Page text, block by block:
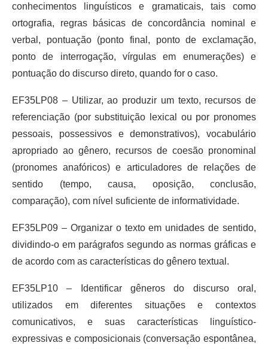
conhecimentos linguísticos e gramaticais, tais como
ortografia, regras básicas de concordância nominal e
verbal, pontuação (ponto final, ponto de exclamação,
ponto de interrogação, vírgulas em enumerações) e
pontuação do discurso direto, quando for o caso.
EF35LP08 – Utilizar, ao produzir um texto, recursos de
referenciação (por substituição lexical ou por pronomes
pessoais, possessivos e demonstrativos), vocabulário
apropriado ao gênero, recursos de coesão pronominal
(pronomes anafóricos) e articuladores de relações de
sentido (tempo, causa, oposição, conclusão,
comparação), com nível suficiente de informatividade.
EF35LP09 – Organizar o texto em unidades de sentido,
dividindo-o em parágrafos segundo as normas gráficas e
de acordo com as características do gênero textual.
EF35LP10 – Identificar gêneros do discurso oral,
utilizados em diferentes situações e contextos
comunicativos, e suas características linguístico-
expressivas e composicionais (conversação espontânea,